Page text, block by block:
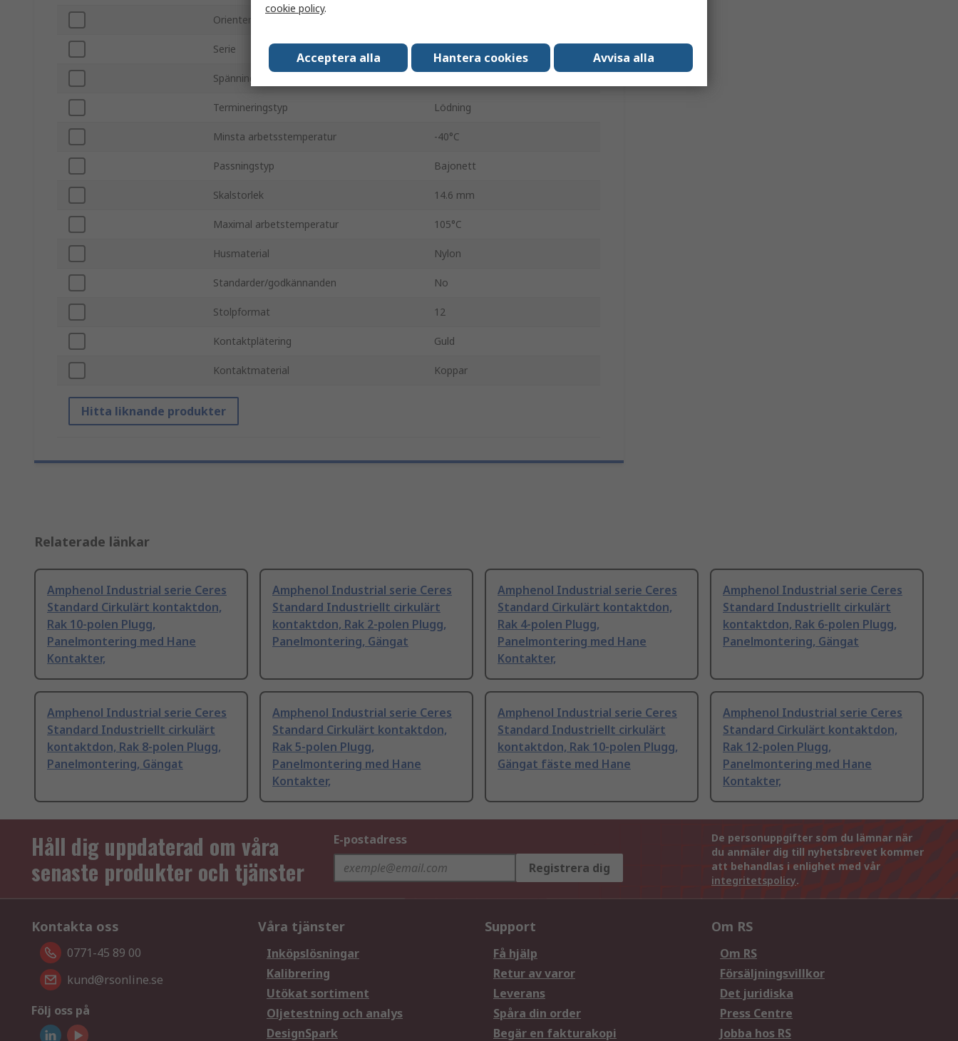
Orientering
Serie
Spänning
Termineringstyp Lödning
Minsta arbetsstemperatur -40°C
Passningstyp Bajonett
Skalstorlek 14.6 mm
Maximal arbetstemperatur 105°C
Husmaterial Nylon
Standarder/godkännanden No
Stolpformat 12
Kontaktplätering Guld
Kontaktmaterial Koppar
Hitta liknande produkter
Relaterade länkar
Amphenol Industrial serie Ceres
Standard Cirkulärt kontaktdon,
Rak 10-polen Plugg,
Panelmontering med Hane
Kontakter,
Amphenol Industrial serie Ceres
Standard Industriellt cirkulärt
kontaktdon, Rak 2-polen Plugg,
Panelmontering, Gängat
Amphenol Industrial serie Ceres
Standard Cirkulärt kontaktdon,
Rak 4-polen Plugg,
Panelmontering med Hane
Kontakter,
Amphenol Industrial serie Ceres
Standard Industriellt cirkulärt
kontaktdon, Rak 6-polen Plugg,
Panelmontering, Gängat
Amphenol Industrial serie Ceres
Standard Industriellt cirkulärt
kontaktdon, Rak 8-polen Plugg,
Panelmontering, Gängat
Amphenol Industrial serie Ceres
Standard Cirkulärt kontaktdon,
Rak 5-polen Plugg,
Panelmontering med Hane
Kontakter,
Amphenol Industrial serie Ceres
Standard Industriellt cirkulärt
kontaktdon, Rak 10-polen Plugg,
Gängat fäste med Hane
Amphenol Industrial serie Ceres
Standard Cirkulärt kontaktdon,
Rak 12-polen Plugg,
Panelmontering med Hane
Kontakter,
Håll dig uppdaterad om våra
senaste produkter och tjänster
E-postadress
Registrera dig
De personuppgifter som du lämnar när
du anmäler dig till nyhetsbrevet kommer
att behandlas i enlighet med vår
integritetspolicy.
Kontakta oss
0771-45 89 00
kund@rsonline.se
Följ oss på
Våra tjänster
Inköpslösningar
Kalibrering
Utökat sortiment
Oljetestning och analys
DesignSpark
Support
Få hjälp
Retur av varor
Leverans
Spåra din order
Begär en fakturakopi
Om RS
Om RS
Försäljningsvillkor
Det juridiska
Press Centre
Jobba hos RS
cookie policy.
Acceptera alla Hantera cookies Avvisa alla